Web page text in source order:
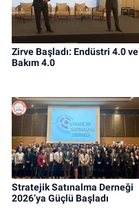
Zirve Başladı: Endüstri 4.0 ve
Bakım 4.0
Stratejik Satınalma Derneği
2026’ya Güçlü Başladı